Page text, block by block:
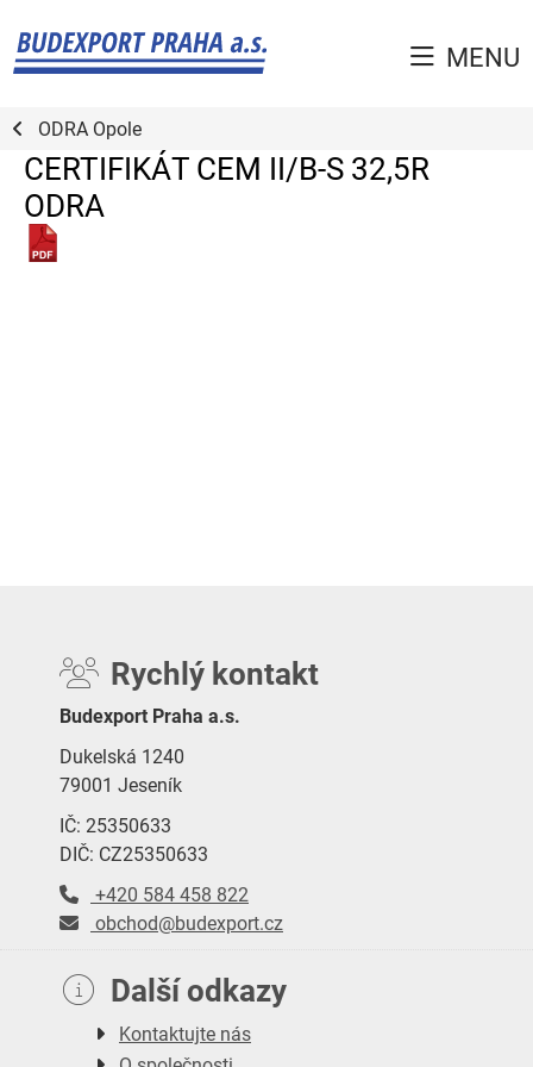
MENU
ODRA Opole
CERTIFIKÁT CEM II/B-S 32,5R
ODRA
Rychlý kontakt
Budexport Praha a.s.
Dukelská 1240
79001 Jeseník
IČ: 25350633
DIČ: CZ25350633
+420 584 458 822
obchod@budexport.cz
Další odkazy
Kontaktujte nás